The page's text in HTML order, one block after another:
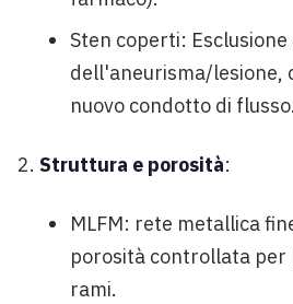
Sten coperti:
dell'aneurisma/lesione,
nuovo condotto di flusso.
Struttura e porosità:
MLFM: rete metallica
porosità controllata per
rami.